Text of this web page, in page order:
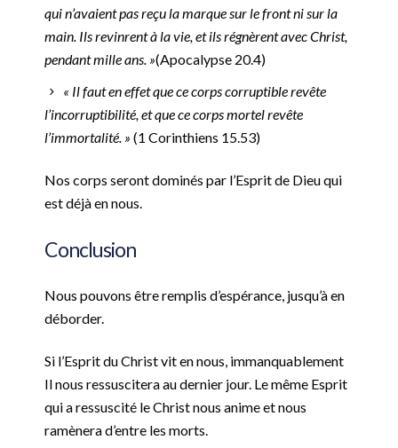
qui n’avaient pas reçu la marque sur le front ni sur la
main. Ils revinrent à la vie, et ils régnèrent avec Christ,
pendant mille ans. »(Apocalypse‬ ‭20.4)
« Il faut en effet que ce corps corruptible revête
l’incorruptibilité, et que ce corps mortel revête
l’immortalité. » ‭‭(1 Corinthiens‬ ‭15.53)
Nos corps seront dominés par l’Esprit de Dieu qui
est déjà en nous.
Conclusion
Nous pouvons être remplis d’espérance, jusqu’à en
déborder.
Si l’Esprit du Christ vit en nous, immanquablement
Il nous ressuscitera au dernier jour. Le même Esprit
qui a ressuscité le Christ nous anime et nous
ramènera d’entre les morts.